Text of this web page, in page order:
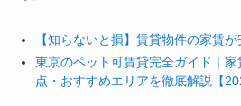
【知らないと損】賃貸物件の家賃
東京のペット可賃貸完全ガイド｜
点・おすすめエリアを徹底解説【